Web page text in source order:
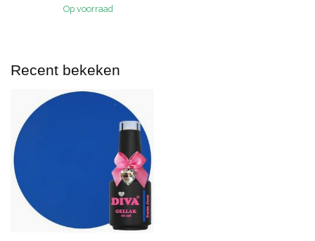
Op voorraad
Recent bekeken